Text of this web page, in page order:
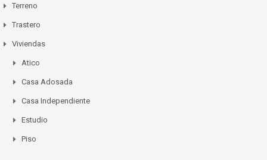
Terreno
Trastero
Viviendas
Atico
Casa Adosada
Casa Independiente
Estudio
Piso